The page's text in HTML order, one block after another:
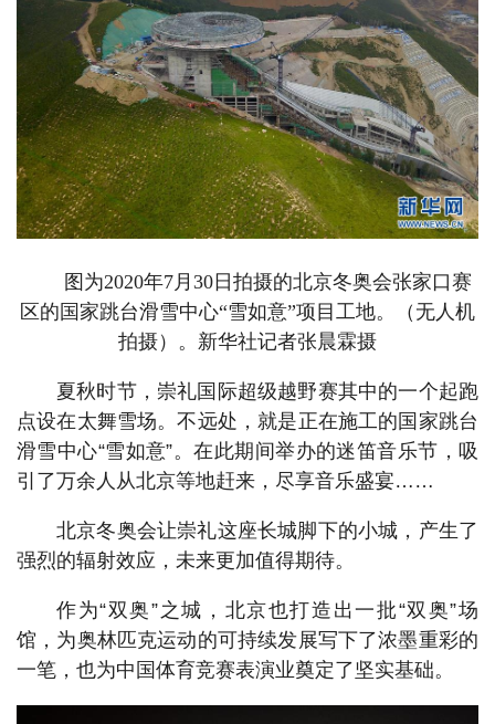
图为2020年7月30日拍摄的北京冬奥会张家口赛
区的国家跳台滑雪中心“雪如意”项目工地。（无人机
拍摄）。新华社记者张晨霖摄
夏秋时节，崇礼国际超级越野赛其中的一个起跑
点设在太舞雪场。不远处，就是正在施工的国家跳台
滑雪中心“雪如意”。在此期间举办的迷笛音乐节，吸
引了万余人从北京等地赶来，尽享音乐盛宴……
北京冬奥会让崇礼这座长城脚下的小城，产生了
强烈的辐射效应，未来更加值得期待。
作为“双奥”之城，北京也打造出一批“双奥”场
馆，为奥林匹克运动的可持续发展写下了浓墨重彩的
一笔，也为中国体育竞赛表演业奠定了坚实基础。